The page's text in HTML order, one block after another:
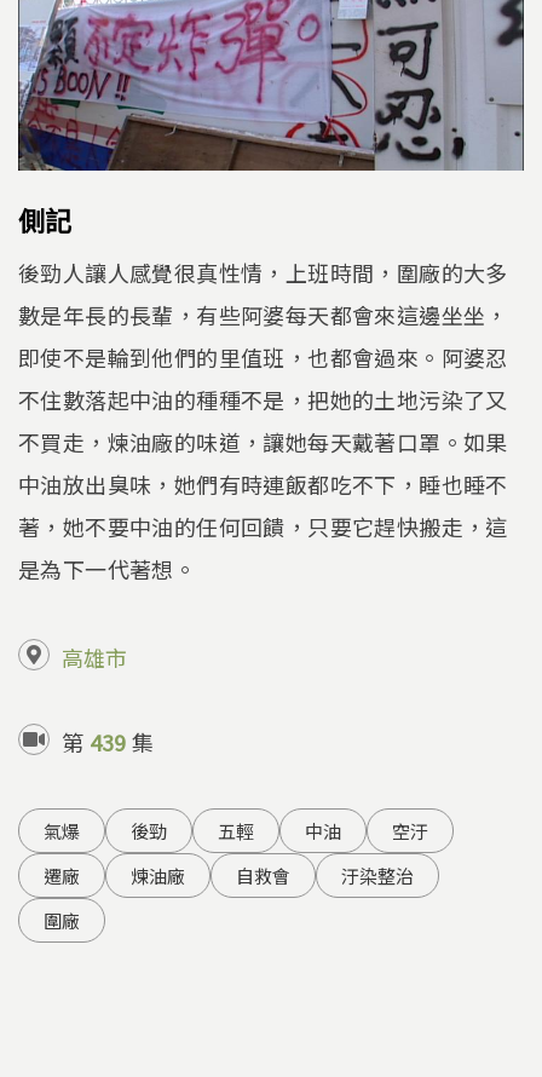
側記
後勁人讓人感覺很真性情，上班時間，圍廠的大多
數是年長的長輩，有些阿婆每天都會來這邊坐坐，
即使不是輪到他們的里值班，也都會過來。阿婆忍
不住數落起中油的種種不是，把她的土地污染了又
不買走，煉油廠的味道，讓她每天戴著口罩。如果
中油放出臭味，她們有時連飯都吃不下，睡也睡不
著，她不要中油的任何回饋，只要它趕快搬走，這
是為下一代著想。
高雄市
第 439集
氣爆 後勁 五輕 中油
空汙
遷廠
煉油廠 自救會
汙染整治
圍廠